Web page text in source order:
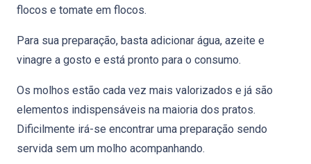
flocos e tomate em flocos.
Para sua preparação, basta adicionar água, azeite e
vinagre a gosto e está pronto para o consumo.
Os molhos estão cada vez mais valorizados e já são
elementos indispensáveis na maioria dos pratos.
Dificilmente irá-se encontrar uma preparação sendo
servida sem um molho acompanhando.